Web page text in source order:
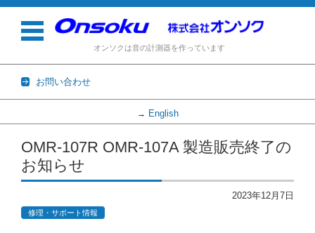
オンソクは音の計測器を作っています
お問い合わせ
→ English
コンテンツに移動
OMR-107R OMR-107A 製造販売終了の
お知らせ
2023年12月7日
修理・サポート情報